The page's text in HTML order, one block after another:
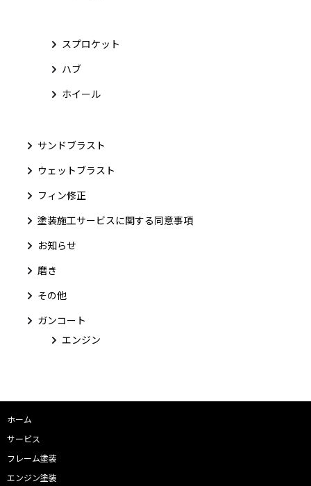
スプロケット
ハブ
ホイール
サンドブラスト
ウェットブラスト
フィン修正
塗装施工サービスに関する同意事項
お知らせ
磨き
その他
ガンコート
エンジン
ホーム
サービス
フレーム塗装
エンジン塗装